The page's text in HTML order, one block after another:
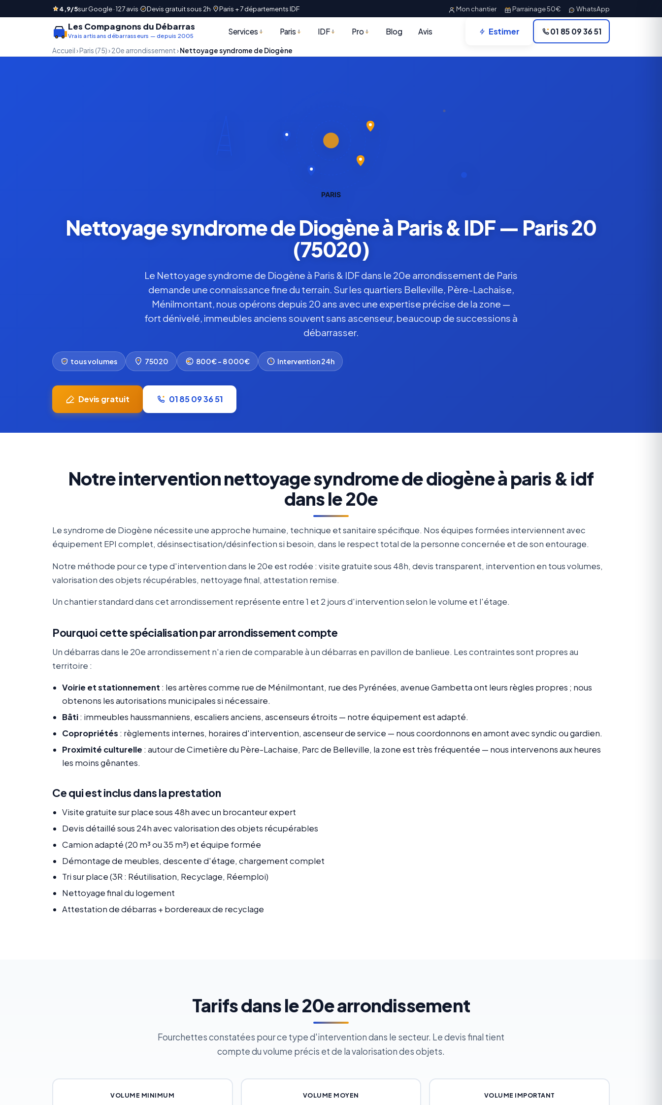
4,9/5sur Google · 127 avis· Devis gratuit sous 2h· Paris + 7 départements IDF Mon chantier Parrainage 50€ WhatsApp
Les Compagnons du Débarras
Vrais artisans débarrasseurs — depuis 2005 Services Paris IDF Pro Blog Avis Estimer 01 85 09 36 51
Accueil›Paris (75)›20e arrondissement›Nettoyage syndrome de Diogène
PARIS
Nettoyage syndrome de Diogène à Paris & IDF — Paris 20
(75020)
Le Nettoyage syndrome de Diogène à Paris & IDF dans le 20e arrondissement de Paris
demande une connaissance fine du terrain. Sur les quartiers Belleville, Père-Lachaise,
Ménilmontant, nous opérons depuis 20 ans avec une expertise précise de la zone —
fort dénivelé, immeubles anciens souvent sans ascenseur, beaucoup de successions à
débarrasser.
tous volumes 75020 800€ – 8 000€ Intervention 24h
Devis gratuit 01 85 09 36 51
Notre intervention nettoyage syndrome de diogène à paris & idf
dans le 20e
Le syndrome de Diogène nécessite une approche humaine, technique et sanitaire spécifique. Nos équipes formées interviennent avec
équipement EPI complet, désinsectisation/désinfection si besoin, dans le respect total de la personne concernée et de son entourage.
Notre méthode pour ce type d'intervention dans le 20e est rodée : visite gratuite sous 48h, devis transparent, intervention en tous volumes,
valorisation des objets récupérables, nettoyage final, attestation remise.
Un chantier standard dans cet arrondissement représente entre 1 et 2 jours d'intervention selon le volume et l'étage.
Pourquoi cette spécialisation par arrondissement compte
Un débarras dans le 20e arrondissement n'a rien de comparable à un débarras en pavillon de banlieue. Les contraintes sont propres au
territoire :
Voirie et stationnement : les artères comme rue de Ménilmontant, rue des Pyrénées, avenue Gambetta ont leurs règles propres ; nous
obtenons les autorisations municipales si nécessaire.
Bâti: immeubles haussmanniens, escaliers anciens, ascenseurs étroits — notre équipement est adapté.
Copropriétés : règlements internes, horaires d'intervention, ascenseur de service — nous coordonnons en amont avec syndic ou gardien.
Proximité culturelle : autour de Cimetière du Père-Lachaise, Parc de Belleville, la zone est très fréquentée — nous intervenons aux heures
les moins gênantes.
Ce qui est inclus dans la prestation
Visite gratuite sur place sous 48h avec un brocanteur expert
Devis détaillé sous 24h avec valorisation des objets récupérables
Camion adapté (20 m³ ou 35 m³) et équipe formée
Démontage de meubles, descente d'étage, chargement complet
Tri sur place (3R : Réutilisation, Recyclage, Réemploi)
Nettoyage final du logement
Attestation de débarras + bordereaux de recyclage
Tarifs dans le 20e arrondissement
Fourchettes constatées pour ce type d'intervention dans le secteur. Le devis final tient
compte du volume précis et de la valorisation des objets.
VOLUME MINIMUM VOLUME MOYEN VOLUME IMPORTANT